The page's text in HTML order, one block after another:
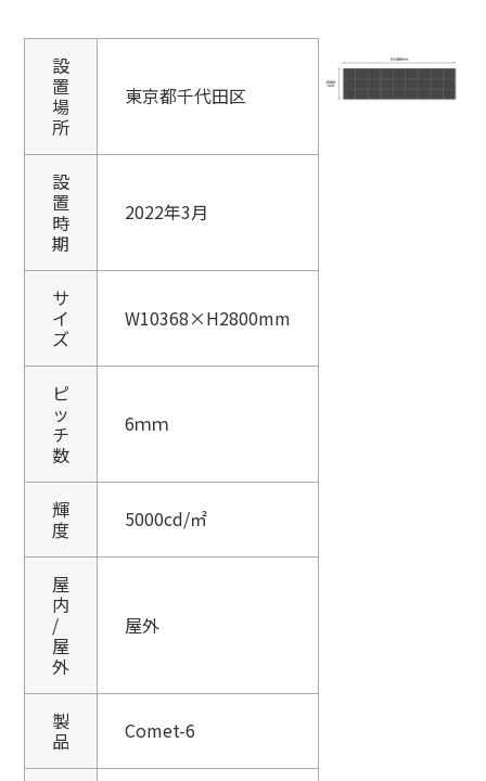
設
置
場
所
東京都千代田区
設
置
時
期
2022年3月
サ
イ
ズ
W10368×H2800mm
ピ
ッ
チ
数
6ｍｍ
輝
度 5000cd/㎡
屋
内
/
屋
外
屋外
製
品 Comet-6